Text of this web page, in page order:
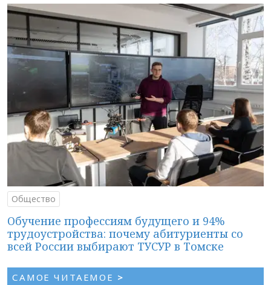
Общество
Обучение профессиям будущего и 94%
трудоустройства: почему абитуриенты со
всей России выбирают ТУСУР в Томске
САМОЕ ЧИТАЕМОЕ >